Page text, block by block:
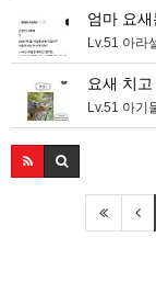
엄마 요
Lv.51 아라
요새 치
Lv.51 아기